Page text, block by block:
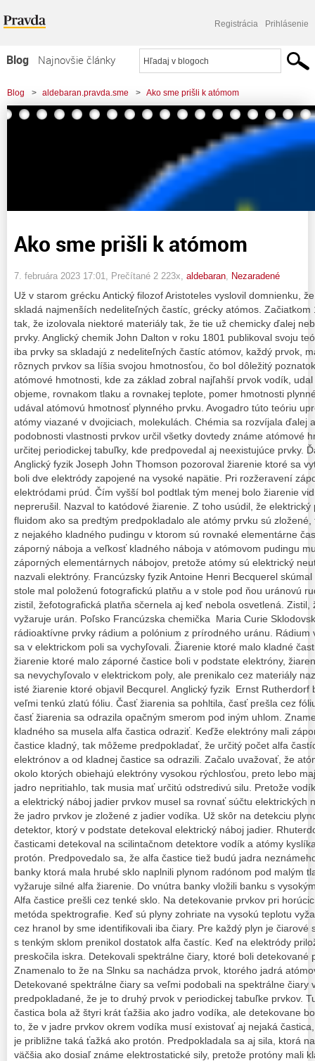
Registrácia Prihlásenie
Blog
Najnovšie články
Najčítanejšie články
Najkomentovanejšie články
Blog > aldebaran.pravda.sme > Ako sme prišli k atómom
Ako sme prišli k atómom
7. februára 2023 17:01 , Prečítané 2 223x, aldebaran Nezaradené
Už v starom grécku Antický filozof Aristoteles vyslovil domnienku,
skladá najmenších nedeliteľných častíc, grécky atómos.
tak, že izolovala niektoré materiály tak, že tie už chemicky ďalej
prvky. Anglický chemik John Dalton v roku 1801 publikoval svoju
iba prvky sa skladajú z nedeliteľných častíc atómov, každý prvok,
rôznych prvkov sa líšia svojou hmotnosťou, čo bol dôležitý
atómové hmotnosti, kde za základ zobral najľahší prvok vodík,
objeme, rovnakom tlaku a rovnakej teplote, pomer hmotnosti
udával atómovú hmotnosť plynného prvku. Avogadro túto teóriu
atómy viazané v dvojiciach, molekulách. Chémia sa rozvíjala ďalej
podobnosti vlastnosti prvkov určil všetky dovtedy známe atómové
určitej periodickej tabuľky, kde predpovedal aj neexistujúce prvky.
Anglický fyzik Joseph John Thomson pozoroval žiarenie ktoré sa
boli dve elektródy zapojené na vysoké napätie. Pri rozžeravení
elektródami prúd. Čím vyšší bol podtlak tým menej bolo žiarenie
neprerušil. Nazval to katódové žiarenie. Z toho usúdil, že
fluidom ako sa predtým predpokladalo ale atómy prvku sú
z nejakého kladného pudingu v ktorom sú rovnaké elementárne
záporný náboja a veľkosť kladného náboja v atómovom pudingu
záporných elementárnych nábojov, pretože atómy sú elektrický
nazvali elektróny. Francúzsky fyzik Antoine Henri Becquerel
stole mal položenú fotografickú platňu a v stole pod ňou uránovú
zistil, žefotografická platňa sčernela aj keď nebola osvetlená.
vyžaruje urán. Poľsko Francúzska chemička Maria Curie
rádioaktívne prvky rádium a polónium z prírodného uránu. Rádium
sa v elektrickom poli sa vychyľovali. Žiarenie ktoré malo kladné
žiarenie ktoré malo záporné častice boli v podstate elektróny,
sa nevychyľovalo v elektrickom poly, ale prenikalo cez materiály
isté žiarenie ktoré objavil Becqurel. Anglický fyzik Ernst Rutherdorf
veľmi tenkú zlatú fóliu. Časť žiarenia sa pohltila, časť prešla cez
časť žiarenia sa odrazila opačným smerom pod iným uhlom.
kladného sa musela alfa častica odraziť. Keďže elektróny mali
častice kladný, tak môžeme predpokladať, že určitý počet alfa
elektrónov a od kladnej častice sa odrazili. Začalo uvažovať, že
okolo ktorých obiehajú elektróny vysokou rýchlosťou, preto lebo
jadro nepritiahlo, tak musia mať určitú odstredivú silu. Pretože
a elektrický náboj jadier prvkov musel sa rovnať súčtu elektrických
že jadro prvkov je zložené z jadier vodíka. Už skôr na detekciu
detektor, ktorý v podstate detekoval elektrický náboj jadier.
časticami detekoval na scilintačnom detektore vodík a atómy
protón. Predpovedalo sa, že alfa častice tiež budú jadra
banky ktorá mala hrubé sklo naplnili plynom radónom pod malým
vyžaruje silné alfa žiarenie. Do vnútra banky vložili banku s
Alfa častice prešli cez tenké sklo. Na detekovanie prvkov pri
metóda spektrografie. Keď sú plyny zohriate na vysokú teplotu
cez hranol by sme identifikovali iba čiary. Pre každý plyn je čiarové
s tenkým sklom prenikol dostatok alfa častíc. Keď na elektródy
preskočila iskra. Detekovali spektrálne čiary, ktoré boli detekované
Znamenalo to že na Slnku sa nachádza prvok, ktorého jadrá
Detekované spektrálne čiary sa veľmi podobali na spektrálne čiary
predpokladané, že je to druhý prvok v periodickej tabuľke prvkov.
častica bola až štyri krát ťažšia ako jadro vodíka, ale detekovane
to, že v jadre prvkov okrem vodíka musí existovať aj nejaká
je približne taká ťažká ako protón. Predpokladala sa aj sila, ktorá
väčšia ako dosiaľ známe elektrostatické sily, pretože protóny mali